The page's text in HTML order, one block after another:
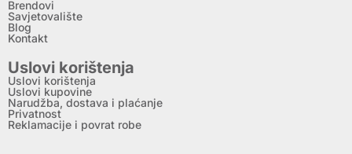
Brendovi
Savjetovalište
Blog
Kontakt
Uslovi korištenja
Uslovi korištenja
Uslovi kupovine
Narudžba, dostava i plaćanje
Privatnost
Reklamacije i povrat robe